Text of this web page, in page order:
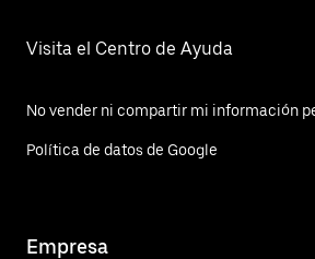
Visita el Centro de Ayuda
No vender ni compartir mi información
Política de datos de Google
Empresa